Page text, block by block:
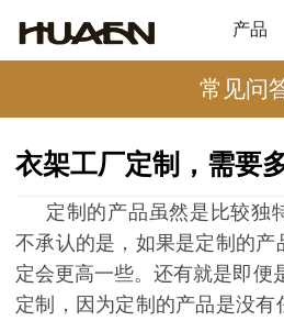
产品
常见问
衣架工厂定制，需要
定制的产品虽然是比较独
不承认的是，如果是定制的产
定会更高一些。还有就是即便
定制，因为定制的产品是没